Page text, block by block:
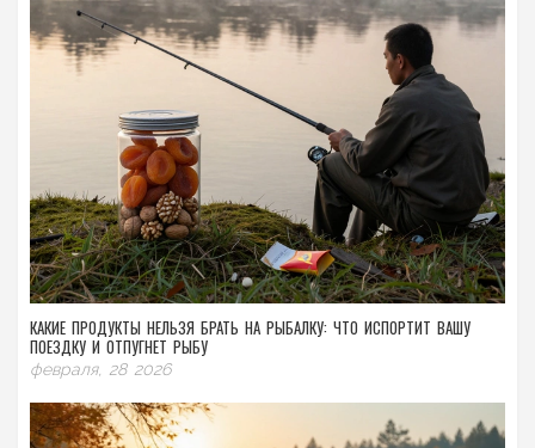
КАКИЕ ПРОДУКТЫ НЕЛЬЗЯ БРАТЬ НА РЫБАЛКУ: ЧТО ИСПОРТИТ ВАШУ
ПОЕЗДКУ И ОТПУГНЕТ РЫБУ
февраля, 28 2026